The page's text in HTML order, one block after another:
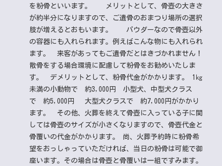
を粉骨といいます。
メリットとして、骨壺の大きさ
が約半分になりますので、ご遺骨のおまつり場所の選択
肢が増えるとおもいます。
パウダーなので骨壺以外
の容器にも入れられます。例えばこんな物にも入れられ
ます。
来客があってもご遺骨だとはきづかれません！
散骨をする場合環境に配慮して粉骨をお勧めいたしま
す。
デメリットとして、粉骨代金がかかります。 1㎏
未満の小動物で 約3,000円
小型犬、中型犬クラス
で 約5,000円
大型犬クラスで 約7,000円がかかり
ます。
その他、火葬を終えて骨壺に入っている子に関
しては骨壺のサイズが小さくなりますので、骨壺代金と
骨覆いの代金がかかります。 尚、火葬予約時に粉骨希
望をおっしゃっていただければ、当日の粉骨は可能で御
座います。その場合は骨壺と骨覆いは一組ですみます。